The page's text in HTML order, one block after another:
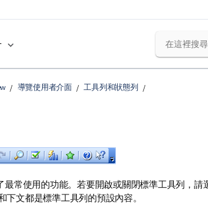
導覽使用者介面 工具列和狀態列
最常使用的功能。若要開啟或關閉標準工具列，請
下文都是標準工具列的預設內容。